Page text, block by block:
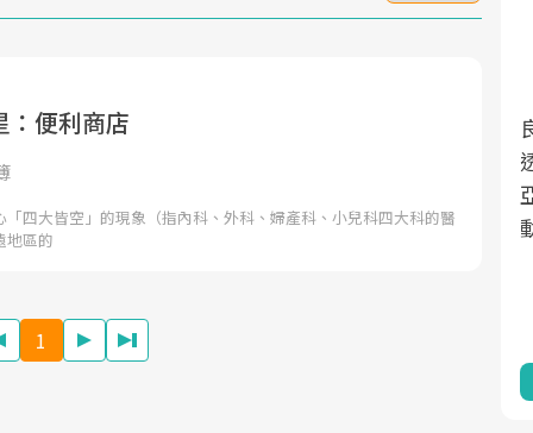
：便利商店
「四大皆空」的現象（指內科、外科、婦產科、小兒科四大科的醫
地區的
1
面對超高齡社會的浪潮，台灣正在快速邁
的推進，「預防醫學」已成全民關注的核
康管理的重要起點。
2025年，就到良醫生活祭體驗「一站式健